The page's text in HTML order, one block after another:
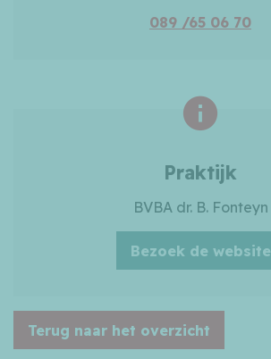
089 /65 06 70
Praktijk
BVBA dr. B. Fonteyn
Bezoek de website
Terug naar het overzicht